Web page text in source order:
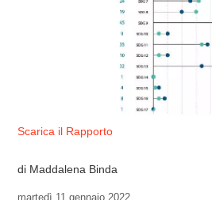
Scarica il Rapporto
di Maddalena Binda
martedì 11 gennaio 2022